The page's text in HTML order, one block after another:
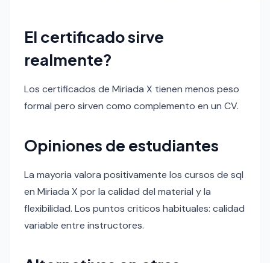
El certificado sirve
realmente?
Los certificados de Miriada X tienen menos peso
formal pero sirven como complemento en un CV.
Opiniones de estudiantes
La mayoria valora positivamente los cursos de sql
en Miriada X por la calidad del material y la
flexibilidad. Los puntos criticos habituales: calidad
variable entre instructores.